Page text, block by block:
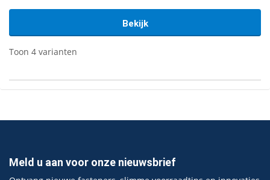
Bekijk
Toon 4 varianten
Meld u aan voor onze nieuwsbrief